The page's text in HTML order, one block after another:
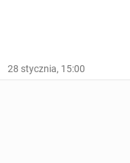
28 stycznia, 15:00